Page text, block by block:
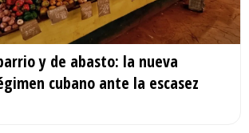
y de abasto: la nueva
cubano ante la escasez